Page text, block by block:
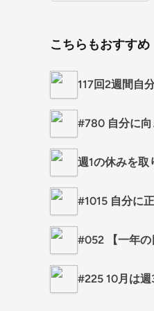
こちらもおすすめ
117回2週間自
#780 自分に向
週1の休みを
#1015 自分に
#052 【一年の
#225 10月は